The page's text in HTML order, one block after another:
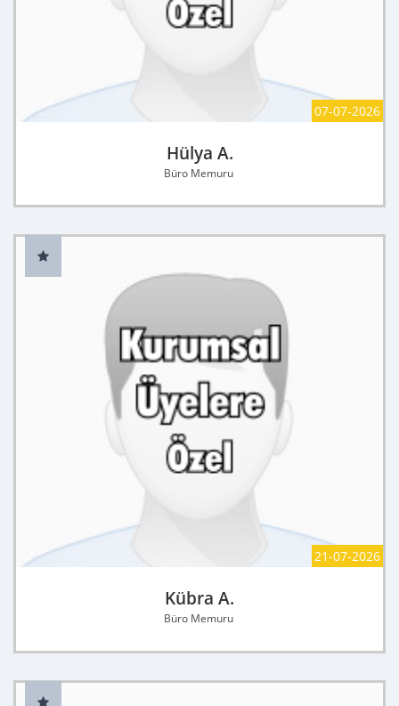
07-07-2026
Hülya A.
Büro Memuru
21-07-2026
Kübra A.
Büro Memuru